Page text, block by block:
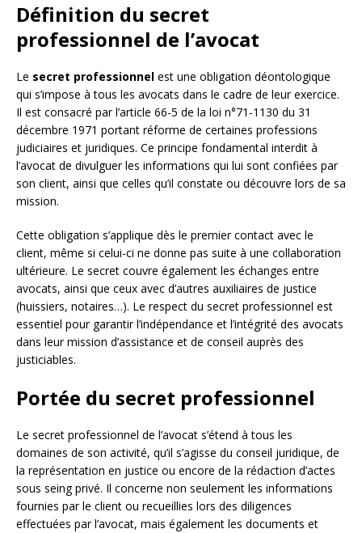
Définition du secret
professionnel de l’avocat
Le secret professionnel est une obligation déontologique
qui s’impose à tous les avocats dans le cadre de leur exercice.
Il est consacré par l’article 66-5 de la loi n°71-1130 du 31
décembre 1971 portant réforme de certaines professions
judiciaires et juridiques. Ce principe fondamental interdit à
l’avocat de divulguer les informations qui lui sont confiées par
son client, ainsi que celles qu’il constate ou découvre lors de sa
mission.
Cette obligation s’applique dès le premier contact avec le
client, même si celui-ci ne donne pas suite à une collaboration
ultérieure. Le secret couvre également les échanges entre
avocats, ainsi que ceux avec d’autres auxiliaires de justice
(huissiers, notaires…). Le respect du secret professionnel est
essentiel pour garantir l’indépendance et l’intégrité des avocats
dans leur mission d’assistance et de conseil auprès des
justiciables.
Portée du secret professionnel
Le secret professionnel de l’avocat s’étend à tous les
domaines de son activité, qu’il s’agisse du conseil juridique, de
la représentation en justice ou encore de la rédaction d’actes
sous seing privé. Il concerne non seulement les informations
fournies par le client ou recueillies lors des diligences
effectuées par l’avocat, mais également les documents et